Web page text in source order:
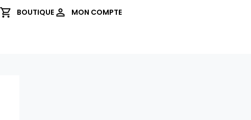
BOUTIQUE MON COMPTE